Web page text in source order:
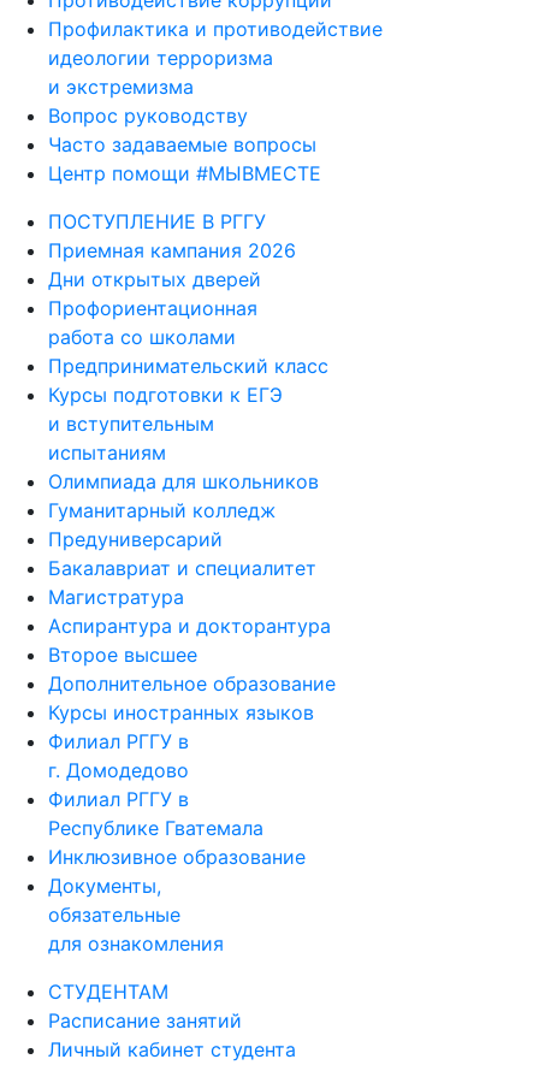
Профилактика и противодействие
идеологии терроризма
и экстремизма
Вопрос руководству
Часто задаваемые вопросы
Центр помощи #МЫВМЕСТЕ
ПОСТУПЛЕНИЕ В РГГУ
Приемная кампания 2026
Дни открытых дверей
Профориентационная
работа со школами
Предпринимательский класс
Курсы подготовки к ЕГЭ
и вступительным
испытаниям
Олимпиада для школьников
Гуманитарный колледж
Предуниверсарий
Бакалавриат и специалитет
Магистратура
Аспирантура и докторантура
Второе высшее
Дополнительное образование
Курсы иностранных языков
Филиал РГГУ в
г. Домодедово
Филиал РГГУ в
Республике Гватемала
Инклюзивное образование
Документы,
обязательные
для ознакомления
СТУДЕНТАМ
Расписание занятий
Личный кабинет студента